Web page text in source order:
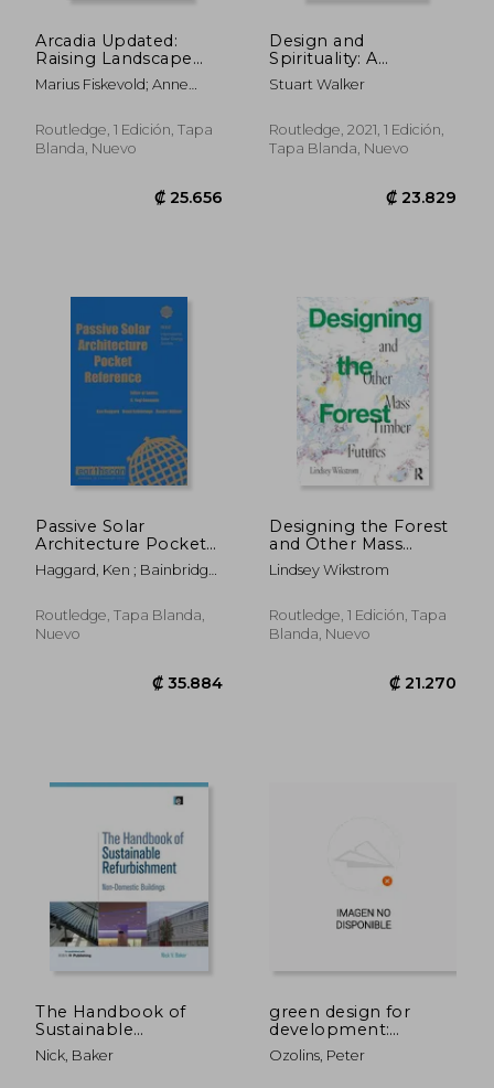
Arcadia Updated:
Raising Landscape
Awareness Through
Analytical Narratives
Marius Fiskevold; Anne
Routledge, 1 Edición, Tapa
Blanda, Nuevo
₡ 25.656
Design and
Spirituality: A
Philosophy of
Material Cultures (en
Stuart Walker
Routledge, 2021, 1 Edición,
Tapa Blanda, Nuevo
Passive Solar
Architecture Pocket
Reference (en Inglés)
Haggard, Ken ; Bainbridge,
Routledge, Tapa Blanda,
Nuevo
Designing the Forest
and Other Mass
Timber Futures (en
Inglés)
Lindsey Wikstrom
Routledge, 1 Edición, Tapa
Blanda, Nuevo
The Handbook of
Sustainable
Refurbishment: Non-
Domestic Buildings
Nick, Baker
green design for
development:
sustainable
architecture in our
Ozolins, Peter